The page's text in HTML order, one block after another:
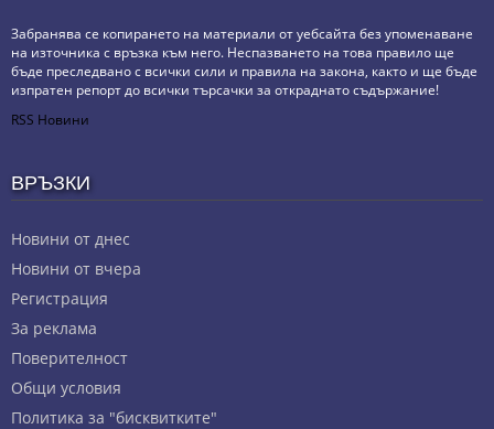
Забранява се копирането на материали от уебсайта без упоменаване
на източника с връзка към него. Неспазването на това правило ще
бъде преследвано с всички сили и правила на закона, както и ще бъде
изпратен репорт до всички търсачки за откраднато съдържание!
RSS Новини
ВРЪЗКИ
Новини от днес
Новини от вчера
Регистрация
За реклама
Πoвepитeлнocт
Общи условия
Политика за "бисквитките"